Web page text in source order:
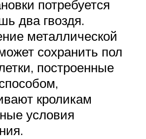
потребуется
два гвоздя.
металлической
сохранить пол
построенные
кроликам
условия